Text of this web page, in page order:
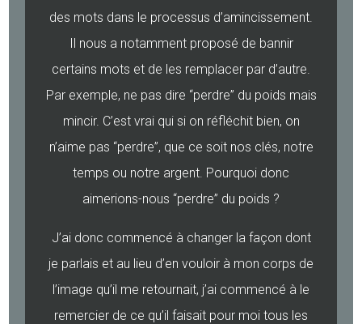
des mots dans le processus d’amincissement.
Il nous a notamment proposé de bannir
certains mots et de les remplacer par d’autre.
Par exemple, ne pas dire “perdre” du poids mais
mincir. C’est vrai qui si on réfléchit bien, on
n’aime pas “perdre”, que ce soit nos clés, notre
temps ou notre argent. Pourquoi donc
aimerions-nous “perdre” du poids ?
J’ai donc commencé à changer la façon dont
je parlais et au lieu d’en vouloir à mon corps de
l’image qu’il me retournait, j’ai commencé à le
remercier de ce qu’il faisait pour moi tous les